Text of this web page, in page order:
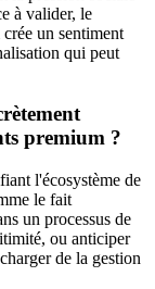
à valider, le
un sentiment
qui peut
premium ?
l'écosystème de
le fait
un processus de
ou anticiper
de la gestion